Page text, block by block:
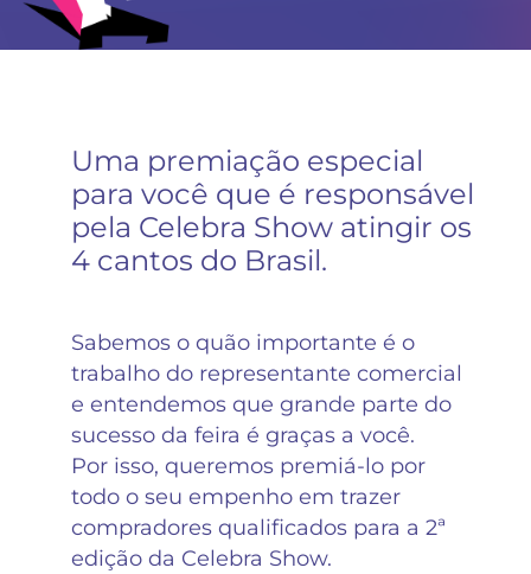
Uma premiação especial
para você que é responsável
pela Celebra Show atingir os
4 cantos do Brasil.
Sabemos o quão importante é o
trabalho do representante comercial
e entendemos que grande parte do
sucesso da feira é graças a você.
Por isso, queremos premiá-lo por
todo o seu empenho em trazer
compradores qualificados para a 2ª
edição da Celebra Show.